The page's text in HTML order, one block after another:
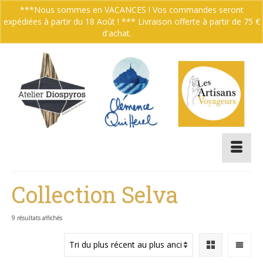
Votre panier 0.00€
Collection Selva
9 résultats affichésTrié
plus
***Nous sommes en VACANCES ! Vos commandes seront
expédiées à partir du 18 Août ! *** Livraison offerte à partir de 75 €
d'achat.